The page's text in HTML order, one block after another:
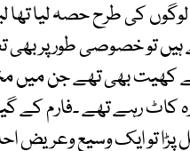
لوگوں کی طرح حصہ لیا
تو خصوصی طورپر بھی
بھی تھے جن میں
کاٹ رہے تھے ۔فارم کے
پڑا تو ایک وسیع